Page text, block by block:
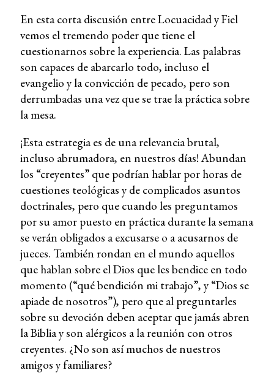
En esta corta discusión entre Locuacidad y Fiel
vemos el tremendo poder que tiene el
cuestionarnos sobre la experiencia. Las palabras
son capaces de abarcarlo todo, incluso el
evangelio y la convicción de pecado, pero son
derrumbadas una vez que se trae la práctica sobre
la mesa.
¡Esta estrategia es de una relevancia brutal,
incluso abrumadora, en nuestros días! Abundan
los “creyentes” que podrían hablar por horas de
cuestiones teológicas y de complicados asuntos
doctrinales, pero que cuando les preguntamos
por su amor puesto en práctica durante la semana
se verán obligados a excusarse o a acusarnos de
jueces. También rondan en el mundo aquellos
que hablan sobre el Dios que les bendice en todo
momento (“qué bendición mi trabajo”, y “Dios se
apiade de nosotros”), pero que al preguntarles
sobre su devoción deben aceptar que jamás abren
la Biblia y son alérgicos a la reunión con otros
creyentes. ¿No son así muchos de nuestros
amigos y familiares?